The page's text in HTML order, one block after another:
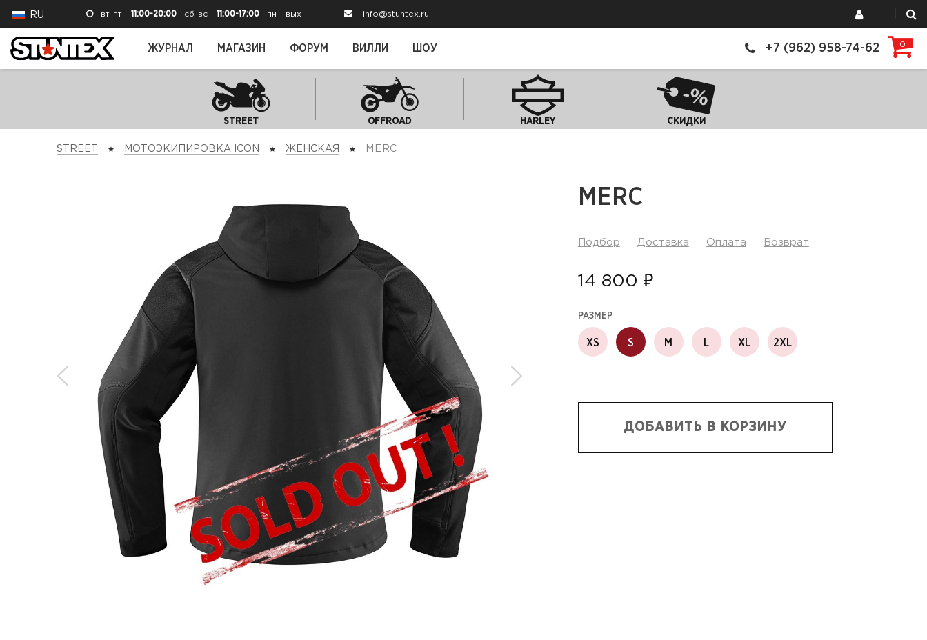
RU вт-пт 11:00-20:00 сб-вс 11:00-17:00 пн - вых info@stuntex.ru
ЖУРНАЛ МАГАЗИН ФОРУМ ВИЛЛИ ШОУ +7 (962) 958-74-62 0
STREET OFFROAD HARLEY СКИДКИ
STREET МОТОЭКИПИРОВКА ICON ЖЕНСКАЯ MERC
MERC
Подбор Доставка Оплата Возврат
14 800 ₽
РАЗМЕР
XS S M L XL 2XL
ДОБАВИТЬ В КОРЗИНУ